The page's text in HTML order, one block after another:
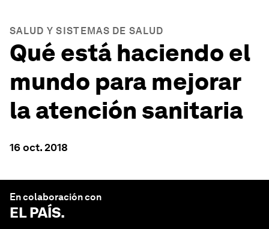
SALUD Y SISTEMAS DE SALUD
Qué está haciendo el
mundo para mejorar
la atención sanitaria
16 oct. 2018
En colaboración con
EL PAÍS.